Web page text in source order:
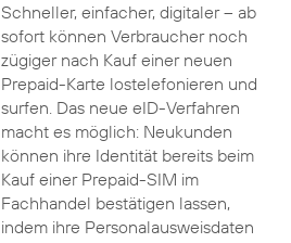
Schneller, einfacher, digitaler – ab
sofort können Verbraucher noch
zügiger nach Kauf einer neuen
Prepaid-Karte lostelefonieren und
surfen. Das neue eID-Verfahren
macht es möglich: Neukunden
können ihre Identität bereits beim
Kauf einer Prepaid-SIM im
Fachhandel bestätigen lassen,
indem ihre Personalausweisdaten